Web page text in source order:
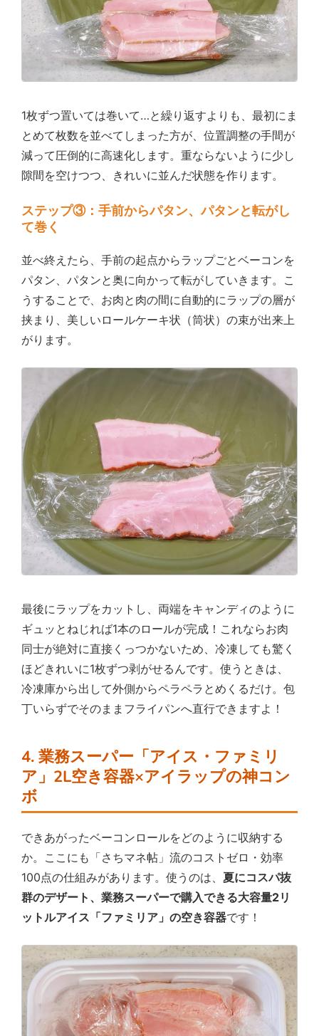
1枚ずつ置いては巻いて…と繰り返すよりも、最初にま
とめて枚数を並べてしまった方が、位置調整の手間が
減って圧倒的に高速化します。重ならないように少し
隙間を空けつつ、きれいに並んだ状態を作ります。
ステップ③：手前からパタン、パタンと転がし
て巻く
並べ終えたら、手前の起点からラップごとベーコンを
パタン、パタンと奥に向かって転がしていきます。こ
うすることで、お肉と肉の間に自動的にラップの層が
挟まり、美しいロールケーキ状（筒状）の束が出来上
がります。
最後にラップをカットし、両端をキャンディのように
ギュッとねじれば1本のロールが完成！これならお肉
同士が絶対に直接くっつかないため、冷凍しても驚く
ほどきれいに1枚ずつ剥がせるんです。使うときは、
冷凍庫から出して外側からペラペラとめくるだけ。包
丁いらずでそのままフライパンへ直行できますよ！
4. 業務スーパー「アイス・ファミリ
ア」2L空き容器×アイラップの神コン
ボ
できあがったベーコンロールをどのように収納する
か。ここにも「さちマネ帖」流のコストゼロ・効率
100点の仕組みがあります。使うのは、 夏にコスパ抜
群のデザート、業務スーパーで購入できる大容量2リ
ットルアイス「ファミリア」の空き容器です！